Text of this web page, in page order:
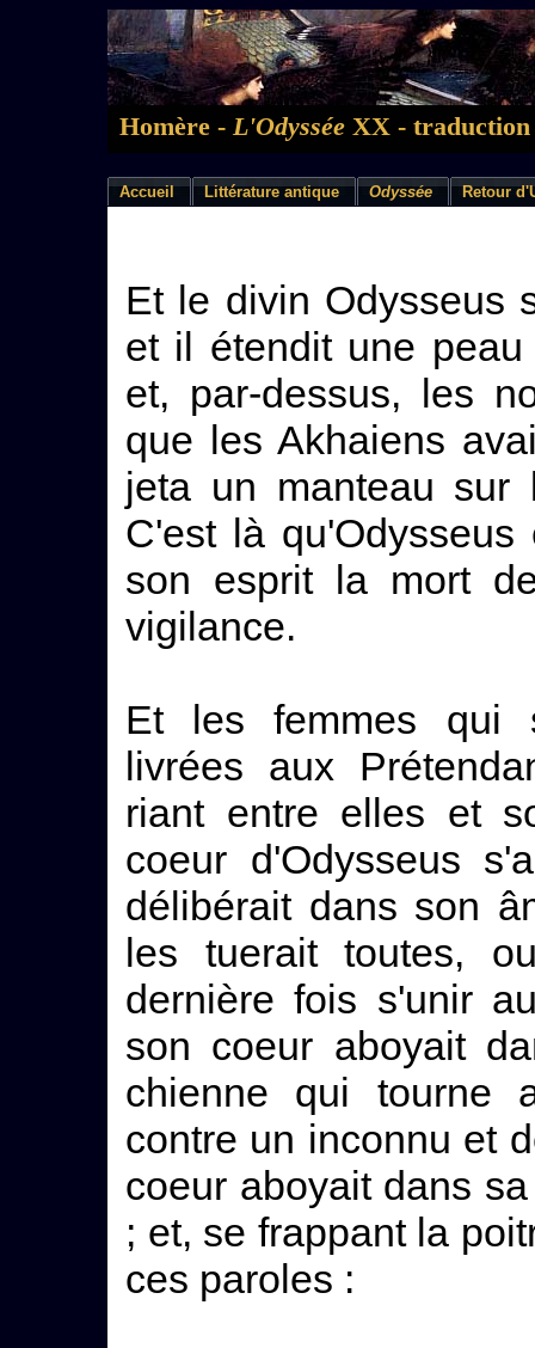
Homère - L'Odyssée XX - traduction
Accueil Littérature antique Odyssée Retour
Et le divin Odysseus
et il étendit une
et, par-dessus, les
que les Akhaiens
jeta un manteau
C'est là
son esprit la mort
vigilance.
Et les femmes qui
livrées aux
riant entre elles et
coeur d'Odysseus
délibérait dans son
les tuerait toutes,
dernière fois s'unir
son coeur aboyait
chienne qui tourne
contre un inconnu et
coeur aboyait dans
; et, se frappant la
ces paroles :